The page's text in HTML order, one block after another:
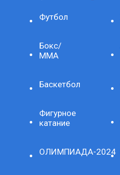
Футбол
Бокс/
ММА
Баскетбол
Фигурное
катание
ОЛИМПИАДА-2024